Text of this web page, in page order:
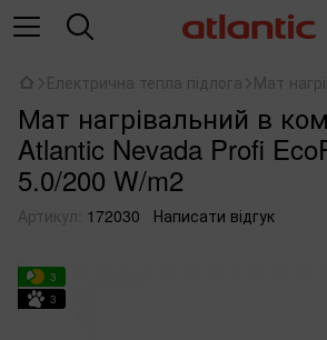
Електрична тепла підлога Мат
Мат нагрівальний в
Atlantic Nevada Profi
5.0/200 W/m2
Артикул: 172030 Написати відгук
3
3